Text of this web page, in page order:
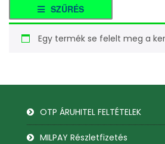
SZŰRÉS
Egy termék se felelt meg a
OTP ÁRUHITEL FELTÉTELEK
MILPAY Részletfizetés